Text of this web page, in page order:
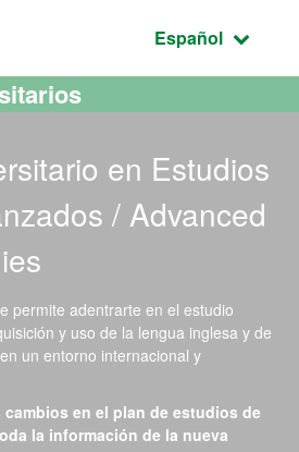
página
Idioma
Español
en Estudios
/ Advanced
permite adentrarte en el estudio
y uso de la lengua inglesa y de
un entorno internacional y
en el plan de estudios de
la información de la nueva